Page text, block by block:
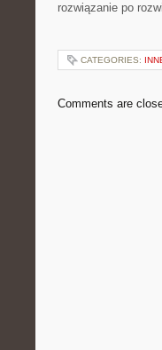
rozwiązanie po
CATEGORIES:
Comments are